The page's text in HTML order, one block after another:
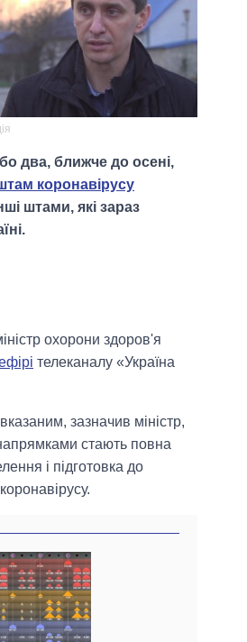
два, ближче до осені,
коронавірусу
штами, які зараз
охорони здоров'я
телеканалу «Україна
зазначив міністр,
стають повна
і підготовка до